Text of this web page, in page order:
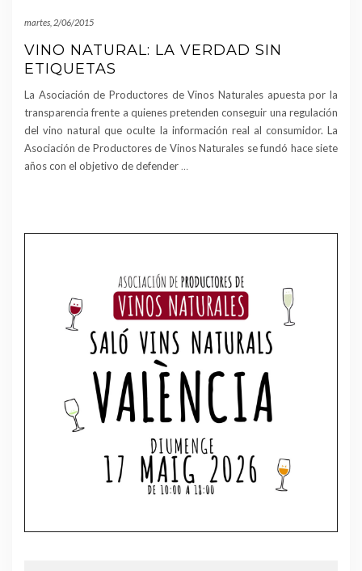
martes, 2/06/2015
VINO NATURAL: LA VERDAD SIN
ETIQUETAS
La Asociación de Productores de Vinos Naturales apuesta por la
transparencia frente a quienes pretenden conseguir una regulación
del vino natural que oculte la información real al consumidor. La
Asociación de Productores de Vinos Naturales se fundó hace siete
años con el objetivo de defender …